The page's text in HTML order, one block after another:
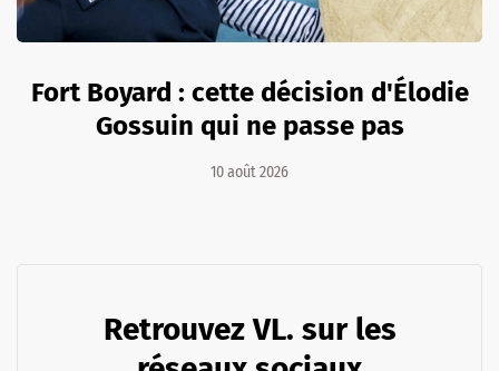
Fort Boyard : cette décision d'Élodie
Gossuin qui ne passe pas
10 août 2026
Retrouvez VL. sur les